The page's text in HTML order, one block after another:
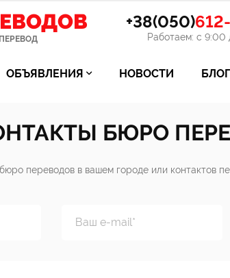
+38(050)
Работаем: с 9:00
ОБЪЯВЛЕНИЯ НОВОСТИ БЛОГ
БЮРО
переводов в вашем городе или контактов